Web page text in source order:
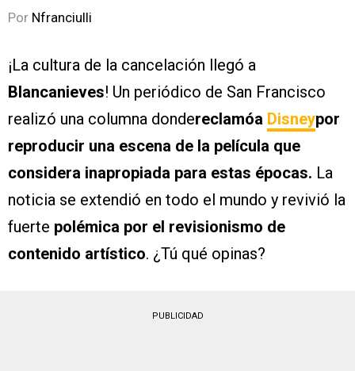
Por Nfranciulli
¡La cultura de la cancelación llegó a
Blancanieves! Un periódico de San Francisco
realizó una columna dondereclamóa Disneypor
reproducir una escena de la película que
considera inapropiada para estas épocas. La
noticia se extendió en todo el mundo y revivió la
fuerte polémica por el revisionismo de
contenido artístico. ¿Tú qué opinas?
PUBLICIDAD